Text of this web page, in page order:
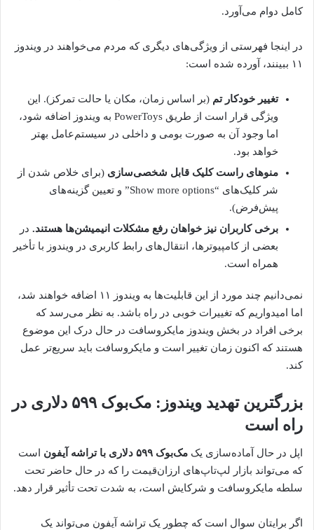
کامل دوام می‌آورد.
در اینجا فهرستی از ویژگی‌های دیگری که مردم می‌خواهند در ویندوز
۱۱ ببینند، آورده شده است:
تغییر خودکار تم (بر اساس زمان، مکان یا حالت تمرکز). این
ویژگی قرار است از طریق PowerToys به ویندوز اضافه شود،
اما وجود آن به صورت بومی و داخلی در سیستم‌عامل بهتر
خواهد بود.
منوهای راست کلیک قابل شخصی‌سازی (برای خلاص شدن از
شر کلیک‌های “Show more options” و تعیین گزینه‌های
پیش‌فرض).
برخی کاربران نیز خواهان رفع مشکلات انیمیشن‌ها هستند. در
بعضی از کامپیوترها، انتقال‌های رابط کاربری در ویندوز با تأخیر
همراه است.
نمی‌دانیم چند مورد از این قابلیت‌ها به ویندوز ۱۱ اضافه خواهند شد،
اما امیدواریم که تغییرات خوبی در راه باشد. به نظر می‌رسد که
برخی افراد در بخش ویندوز مایکروسافت در حال درک این موضوع
هستند که اکنون زمان تغییر است و مایکروسافت باید سریع‌تر عمل
کند.
بزرگترین تهدید ویندوز: مک‌بوک ۵۹۹ دلاری در
راه است
اپل در حال آماده‌سازی یک مک‌بوک ۵۹۹ دلاری با تراشه آیفون
است
که می‌تواند بازار لپ‌تاپ‌های ارزان‌قیمت را که در حال حاضر تحت
سلطه مایکروسافت و شرکایش است، به شدت تحت تأثیر قرار دهد.
اگر برایتان سوال است که چطور یک تراشه آیفون می‌تواند یک